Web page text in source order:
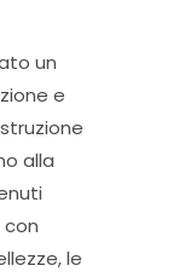
un
e
alla
le